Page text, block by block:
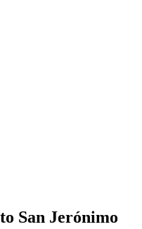
San Jerónimo